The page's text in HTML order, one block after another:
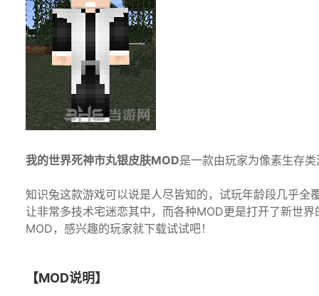
我的世界死神市丸银皮肤MOD是一款由玩家为像素生存
知识兔这款游戏可以说是人尽皆知的，试玩年龄段几乎
让非常多技术宅迷恋其中，而各种MOD更是打开了新世
MOD，感兴趣的玩家就下载试试吧！
【MOD说明】